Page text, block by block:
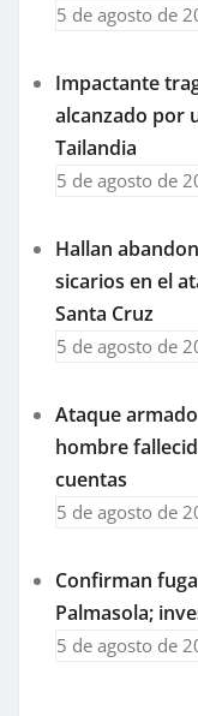
5 de agosto de
Impactante
alcanzado por
Tailandia
5 de agosto de
Hallan
sicarios en el
Santa Cruz
5 de agosto de
Ataque
hombre
cuentas
5 de agosto de
Confirman
Palmasola;
5 de agosto de